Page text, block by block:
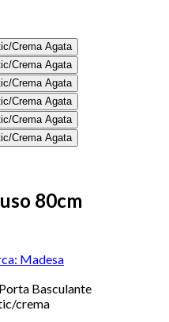
80cm
Madesa
Basculante
crema